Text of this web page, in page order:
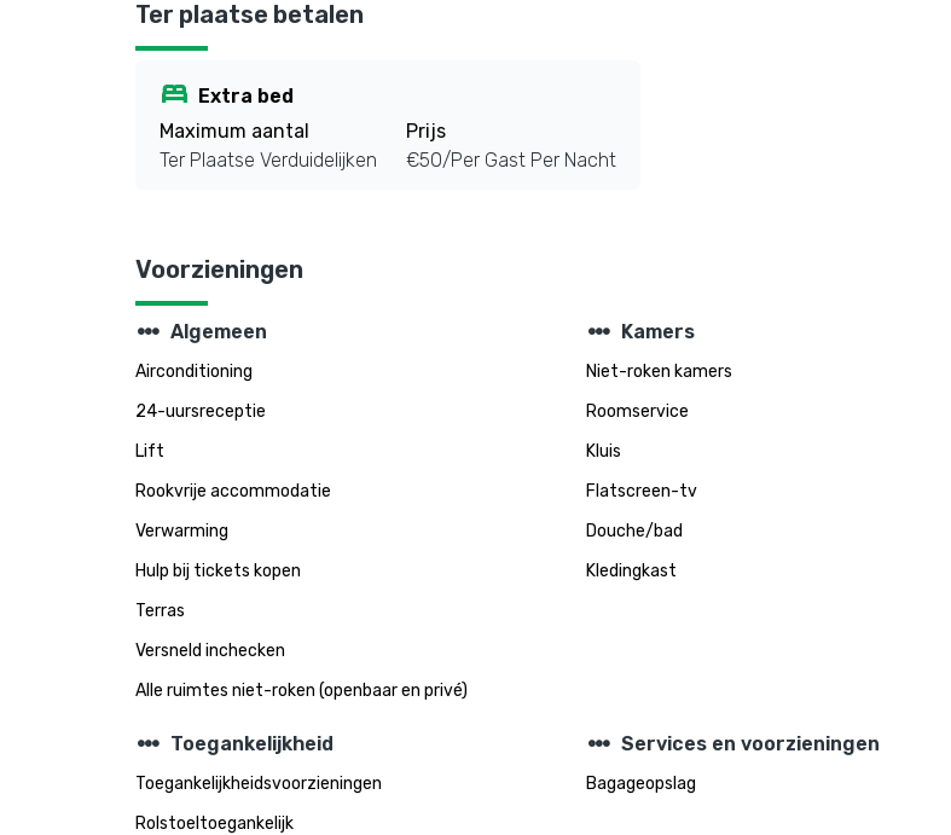
Ter plaatse betalen
bed Extra bed
Maximum aantal
Ter Plaatse Verduidelijken
Prijs
€50/Per Gast Per Nacht
Voorzieningen
steppers Algemeen
Airconditioning
24-uursreceptie
Lift
Rookvrije accommodatie
Verwarming
Hulp bij tickets kopen
Terras
Versneld inchecken
Alle ruimtes niet-roken (openbaar en privé)
steppers Kamers
Niet-roken kamers
Roomservice
Kluis
Flatscreen-tv
Douche/bad
Kledingkast
steppers Toegankelijkheid
Toegankelijkheidsvoorzieningen
Rolstoeltoegankelijk
steppers Services en voorzieningen
Bagageopslag